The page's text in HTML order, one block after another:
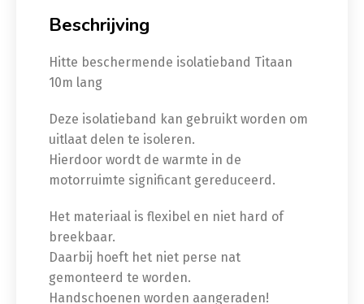
Beschrijving
Hitte beschermende isolatieband Titaan
10m lang
Deze isolatieband kan gebruikt worden om
uitlaat delen te isoleren.
Hierdoor wordt de warmte in de
motorruimte significant gereduceerd.
Het materiaal is flexibel en niet hard of
breekbaar.
Daarbij hoeft het niet perse nat
gemonteerd te worden.
Handschoenen worden aangeraden!